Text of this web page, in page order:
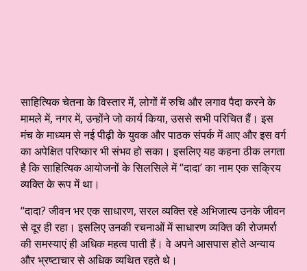
साहित्यिक चेतना के विस्तार में, लोगों में रुचि और लगाव पैदा करने के
मामले में, नगर में, उन्होंने जो कार्य किया, उससे सभी परिचित हैं। इस
मंच के माध्यम से नई पीढ़ी के युवक और पाठक संपर्क में आए और इस वर्ग
का अपेक्षित परिष्कार भी संभव हो सका। इसलिए यह कहना ठीक लगता
है कि साहित्यिक आयोजनों के सिलसिले में “दादा’ का नाम एक सक्रिय
व्यक्ति के रूप में था।
“दादा? जीवन भर एक साधारण, सरल व्यक्ति रहे अभिजात्य उनके जीवन
से दूर ही रहा। इसलिए उनकी रचनाओं में साधारण व्यक्ति की रोजमर्रा
की समस्याएं ही अधिक महत्व पाती हैं। वे अपने आसपास होते अन्याय
और भ्रष्टाचार से अधिक व्यथित रहते थे।